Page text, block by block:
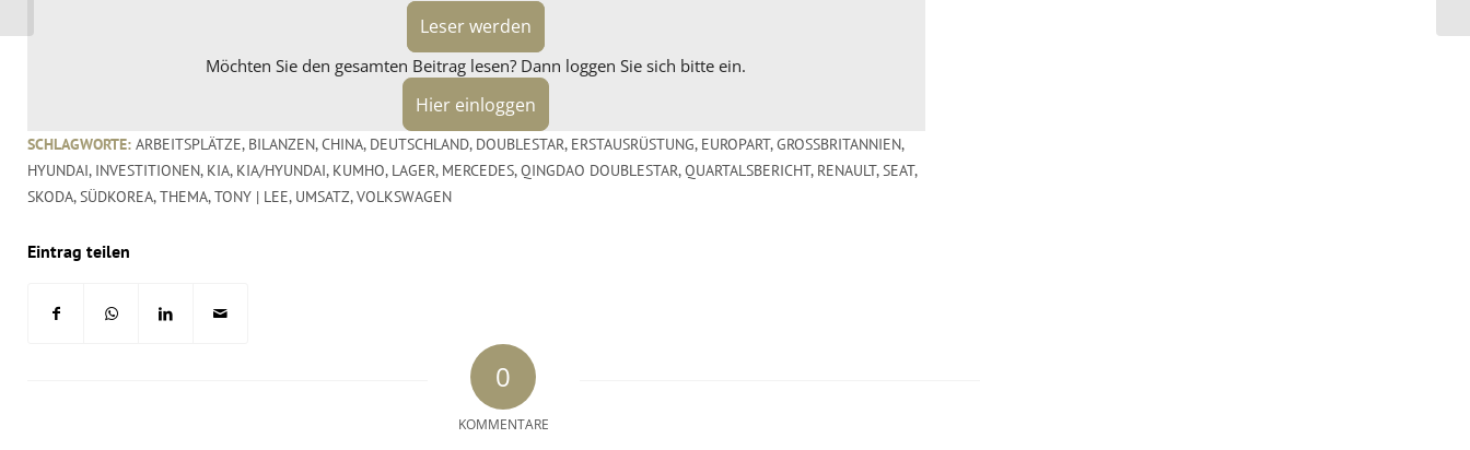
Leser werden
Möchten Sie den gesamten Beitrag lesen? Dann loggen Sie sich bitte ein.
Hier einloggen
SCHLAGWORTE: ARBEITSPLÄTZE, BILANZEN,CHINA, DEUTSCHLAND, DOUBLESTAR, ERSTAUSRÜSTUNG, EUROPART,GROSSBRITANNIEN ,
HYUNDAI, INVESTITIONEN, KIA, KIA/HYUNDAI, KUMHO, LAGER, MERCEDES,QINGDAO DOUBLESTAR,QUARTALSBERICHT, RENAULT,SEAT,
SKODA,SÜDKOREA,THEMA,TONY | LEE, UMSATZ,VOLKSWAGEN
Eintrag teilen
0
KOMMENTARE